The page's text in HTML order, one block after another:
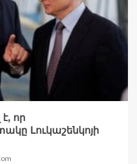
որ
Լուկաշենկոյի